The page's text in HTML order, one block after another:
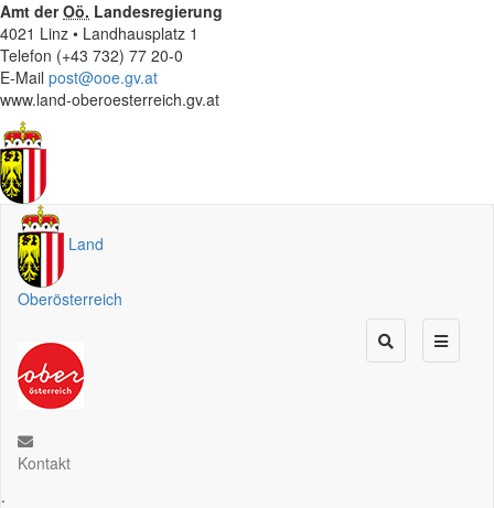
Amt derOö. Landesregierung
4021 Linz • Landhausplatz 1
Telefon (+43 732) 77 20-0
E-Mail post@ooe.gv.at
www.land-oberoesterreich.gv.at
Land
Oberösterreich
Kontakt
.